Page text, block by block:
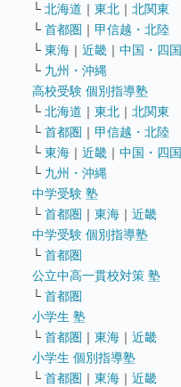
└ 北海道 ｜ 東北 ｜ 北関東
└ 首都圏 ｜ 甲信越・北陸
└ 東海 ｜ 近畿 ｜ 中国・四国
└ 九州・沖縄
高校受験 個別指導塾
└ 北海道 ｜ 東北 ｜ 北関東
└ 首都圏 ｜ 甲信越・北陸
└ 東海 ｜ 近畿 ｜ 中国・四国
└ 九州・沖縄
中学受験 塾
└ 首都圏 ｜ 東海 ｜ 近畿
中学受験 個別指導塾
└ 首都圏
公立中高一貫校対策 塾
└ 首都圏
小学生 塾
└ 首都圏 ｜ 東海 ｜ 近畿
小学生 個別指導塾
└ 首都圏 ｜ 東海 ｜ 近畿